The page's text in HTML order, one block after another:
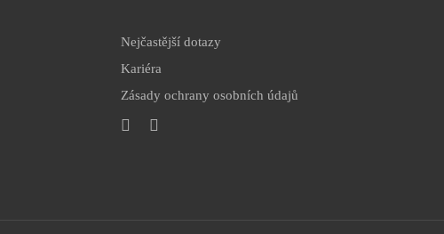
Nejčastější dotazy
Kariéra
Zásady ochrany osobních údajů